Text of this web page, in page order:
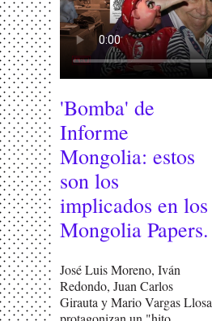
'Bomba' de
Informe
Mongolia: estos
son los
implicados en los
Mongolia Papers.
José Luis Moreno, Iván
Redondo, Juan Carlos
Girauta y Mario Vargas Llosa